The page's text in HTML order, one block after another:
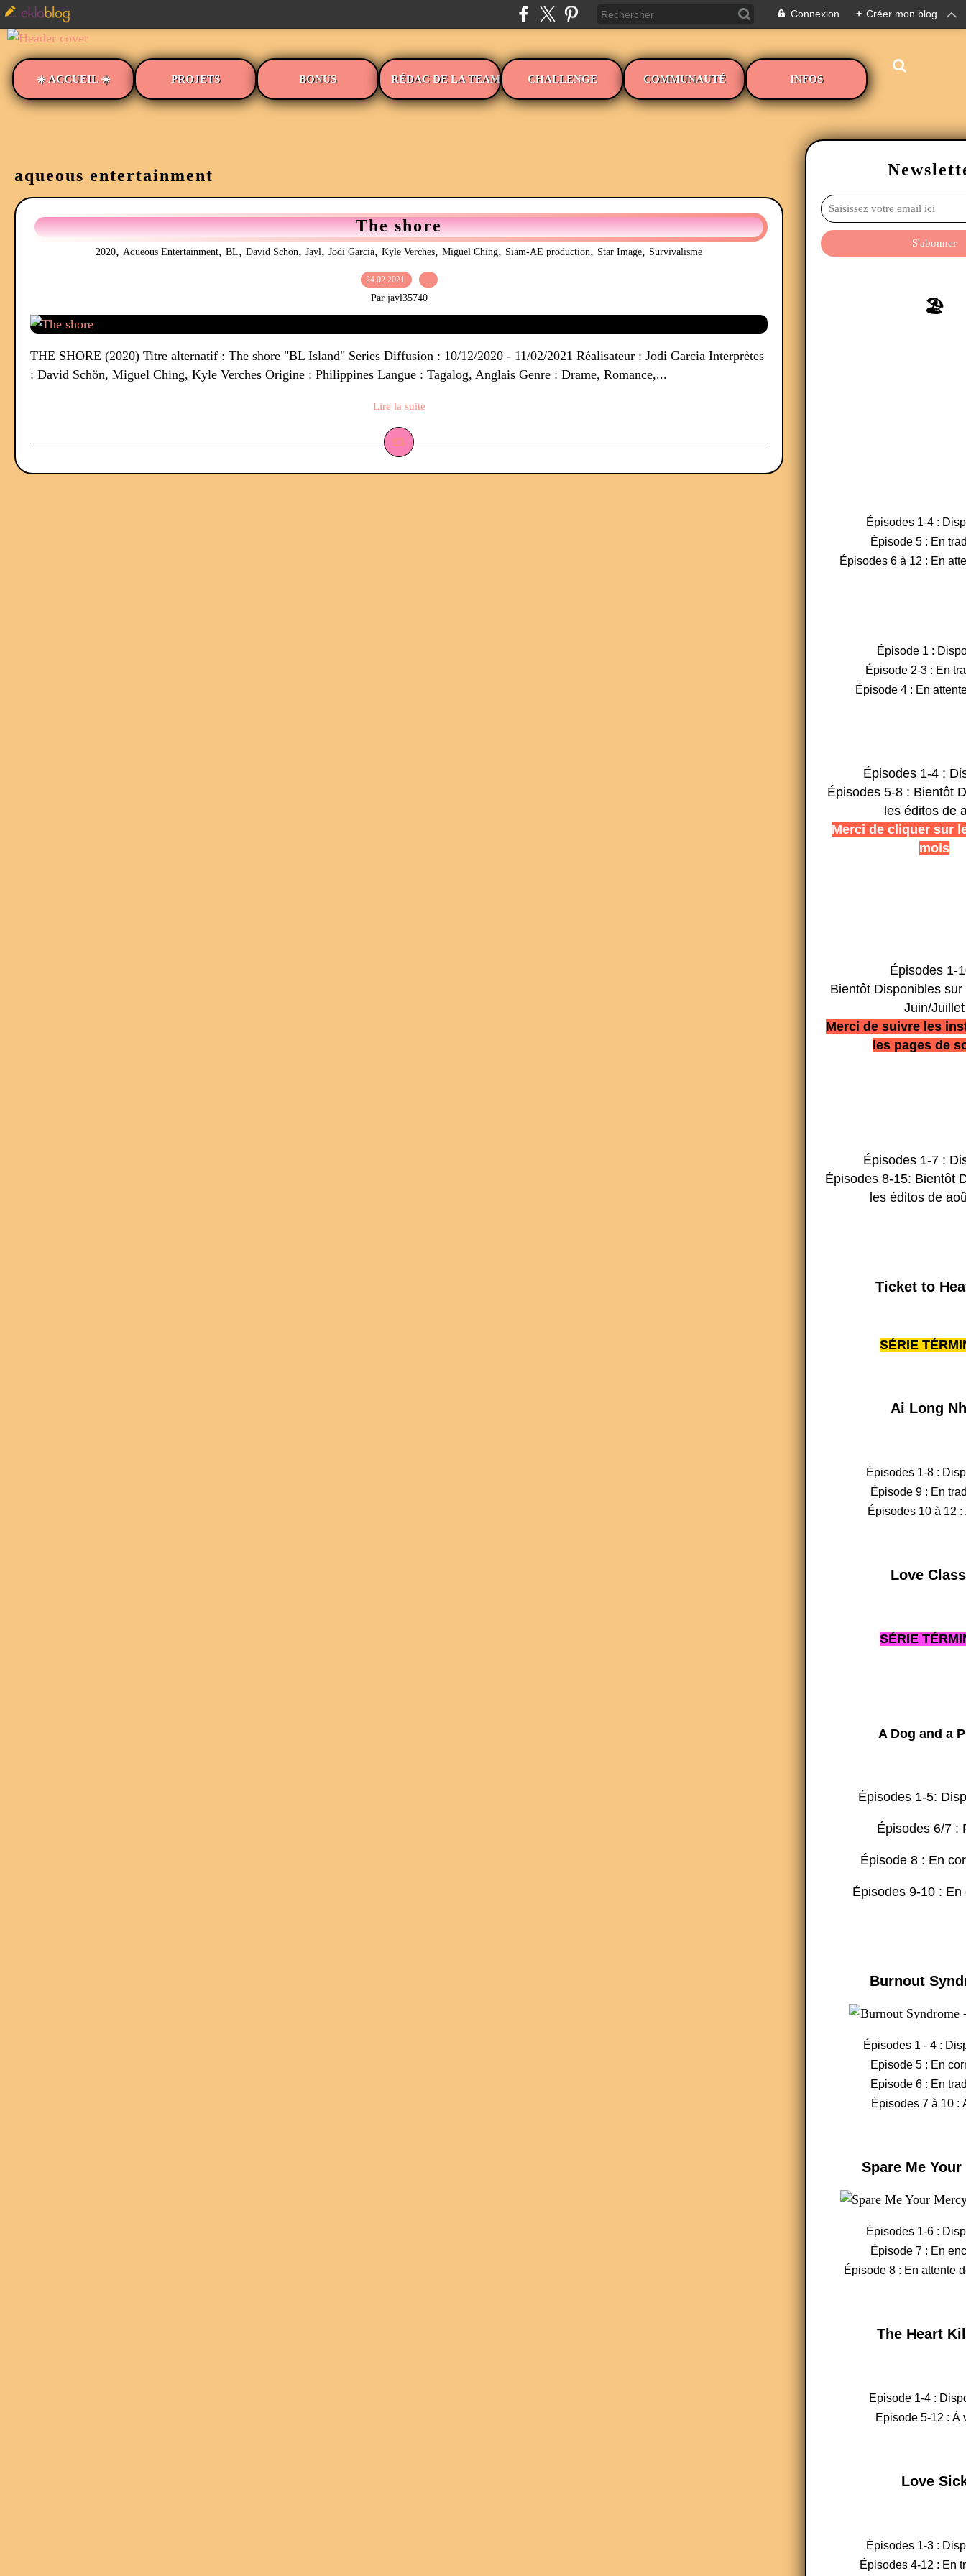
Connexion + Créer mon blog
☀️ ACCUEIL ☀️ PROJETS BONUS RÉDAC DE LA TEAM CHALLENGE COMMUNAUTÉ INFOS
aqueous entertainment
The shore
2020, Aqueous Entertainment, BL, David Schön, Jayl, Jodi Garcia, Kyle Verches, Miguel Ching, Siam-AE production, Star Image, Survivalisme
24.02.2021 …
Par jayl35740
THE SHORE (2020) Titre alternatif : The shore "BL Island" Series Diffusion : 10/12/2020 - 11/02/2021 Réalisateur : Jodi Garcia Interprètes
: David Schön, Miguel Ching, Kyle Verches Origine : Philippines Langue : Tagalog, Anglais Genre : Drame, Romance,...
Lire la suite
🏖️
Épisodes 1-4 :
Épisode 5 : En
Épisodes 6 à 12 : En
Épisode 1 :
Épisode 2-3 : En
Épisode 4 : En
Épisodes 1-4 :
Épisodes 5-8 : Bientôt
les éditos de
Merci de cliquer sur
mois
Épisodes 1-
Bientôt Disponibles
Juin/Juillet
Merci de suivre les
les pages de
Épisodes 1-7 :
Épisodes 8-15: Bientôt
les éditos de
Ticket to
SÉRIE
Ai Long
Épisodes 1-8 :
Épisode 9 : En
Épisodes 10 à 12 :
Love
SÉRIE
A Dog and a
Épisodes 1-5:
Épisodes 6/7 :
Épisode 8 : En
Épisodes 9-10 :
Burnout
Épisodes 1 - 4 :
Episode 5 : En
Episode 6 : En
Épisodes 7 à 10 :
Spare Me Your
Épisodes 1-6 :
Épisode 7 : En
Épisode 8 : En attente
The Heart
Episode 1-4 :
Episode 5-12 : À
Love
Épisodes 1-3 :
Épisodes 4-12 : En